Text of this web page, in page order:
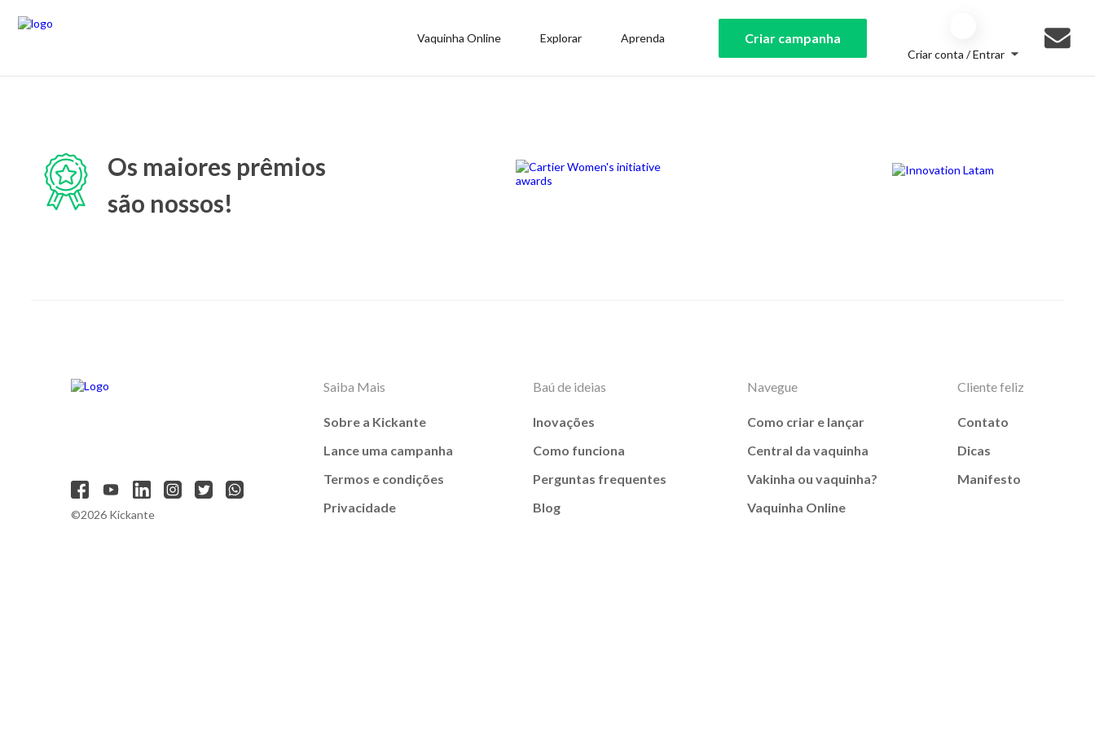
Vaquinha Online Explorar Aprenda Criar campanha
Criar conta / Entrar
Os maiores prêmios
são nossos!
©2026 Kickante
Saiba Mais
Sobre a Kickante
Lance uma campanha
Termos e condições
Privacidade
Baú de ideias
Inovações
Como funciona
Perguntas frequentes
Blog
Navegue
Como criar e lançar
Central da vaquinha
Vakinha ou vaquinha?
Vaquinha Online
Cliente feliz
Contato
Dicas
Manifesto